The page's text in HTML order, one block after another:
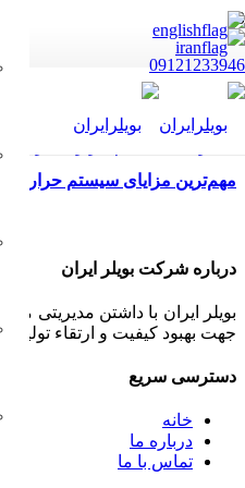
09121233946
مهم‌ترین مزایای سیستم حرارت
درباره شرکت بویلر ایران
بویلر ایران با داشتن مدیریتی
جهت بهبود کیفیت و ارتقاء
دسترسی سریع
خانه
درباره ما
تماس با ما